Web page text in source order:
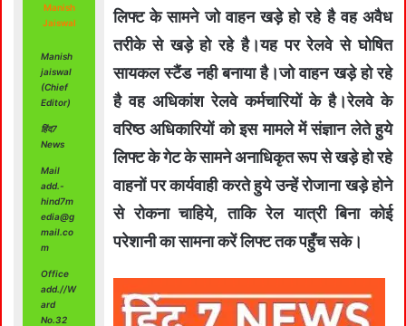
Manish
Jaiswal
Manish
jaiswal
(Chief
Editor)
हिंद7
News
Mail
add.-
hind7m
edia@g
mail.co
m
Office
add.//W
ard
No.32
लिफ्ट के सामने जो वाहन खड़े हो रहे है वह अवैध
तरीके से खड़े हो रहे है।यह पर रेलवे से घोषित
सायकल स्टैंड नही बनाया है।जो वाहन खड़े हो रहे
है वह अधिकांश रेलवे कर्मचारियों के है।रेलवे के
वरिष्ठ अधिकारियों को इस मामले में संज्ञान लेते हुये
लिफ्ट के गेट के सामने अनाधिकृत रूप से खड़े हो रहे
वाहनों पर कार्यवाही करते हुये उन्हें रोजाना खड़े होने
से रोकना चाहिये, ताकि रेल यात्री बिना कोई
परेशानी का सामना करें लिफ्ट तक पहुँच सके।